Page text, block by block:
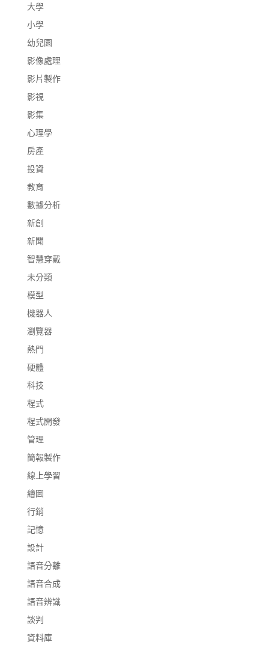
大學
小學
幼兒園
影像處理
影片製作
影視
影集
心理學
房產
投資
教育
數據分析
新創
新聞
智慧穿戴
未分類
模型
機器人
瀏覽器
熱門
硬體
科技
程式
程式開發
管理
簡報製作
線上學習
繪圖
行銷
記憶
設計
語音分離
語音合成
語音辨識
談判
資料庫